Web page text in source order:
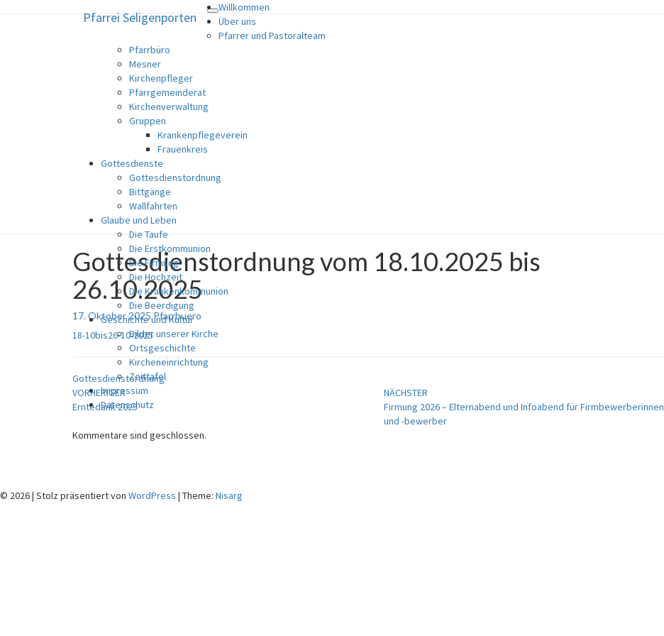
Toggle
navigation
Pfarrei Seligenporten
Willkommen
Über uns
Pfarrer und Pastoralteam
Pfarrbüro
Mesner
Kirchenpfleger
Pfarrgemeinderat
Kirchenverwaltung
Gruppen
Krankenpflegeverein
Frauenkreis
Gottesdienste
Gottesdienstordnung
Bittgänge
Wallfahrten
Glaube und Leben
Die Taufe
Die Erstkommunion
Die Firmung
Die Hochzeit
Die Krankenkommunion
Die Beerdigung
Geschichte und Kultur
Bilder unserer Kirche
Ortsgeschichte
Kircheneinrichtung
Zeittafel
Impressum
Datenschutz
Pfarrei Seligenporten
Katholische Pfarrgemeinde
Gottesdienstordnung
vom
18.10.2025
bis
26.10.2025
Gottesdienstordnung vom 18.10.2025 bis
26.10.2025
17. Oktober 2025Pfarrbuero
18-10bis26-10-2025
Gottesdienstordnung
Beitragsnavigation
VORHERIGER
Erntedank 2025
NÄCHSTER
Firmung 2026 – Elternabend und Infoabend für Firmbewerberinnen
und -bewerber
Kommentare sind geschlossen.
© 2026| Stolz präsentiert von WordPress | Theme: Nisarg